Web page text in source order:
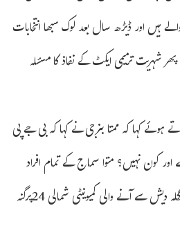
ہیں اور ڈیڑھ سال بعد لوک سبھا انتخابات
شہریت ترمیمی ایکٹ کے نفاذ کا مسئلہ
کہا کہ ممتا بنرجی نے کہا کہ بی جے پی
کون نہیں؟ متوا سماج کے تمام افراد
اس اس ملک کے شہری ہیں۔بنگلہ دیش سے آنے والی کمیونیٹی شمالی 24پرگنہ